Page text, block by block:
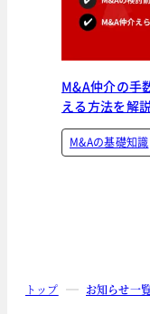
M&A仲介の手
える方法を解
M&Aの基礎知識
トップ お知らせ一覧